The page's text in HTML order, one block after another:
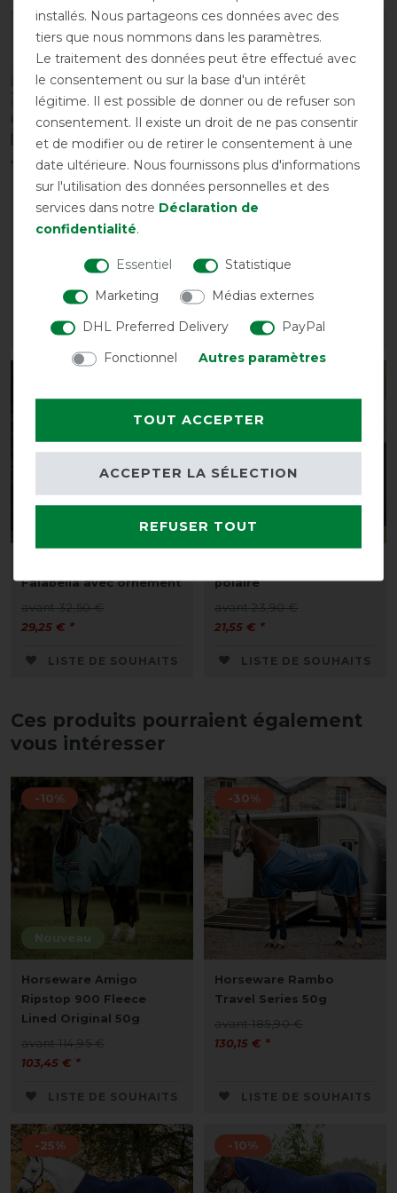
-10%
Couvre-reins en polaire
QHP avec ornement
avant 29,95 €
LISTE DE SOUHAITS
-10%
Sangle de couverture
avant 5,95 €
1
LISTE DE SOUHAITS
Falabella avec ornement
avant 32,50 €
29,25 € *
LISTE DE SOUHAITS
Best-seller
polaire
avant 23,90 €
21,55 € *
LISTE DE SOUHAITS
Ces produits pourraient également
vous intéresser
Nouveau
-10%
Horseware Amigo
Ripstop 900 Fleece
Lined Original 50g
avant 114,95 €
103,45 € *
LISTE DE SOUHAITS
-30%
Horseware Rambo
Travel Series 50g
avant 185,90 €
130,15 € *
LISTE DE SOUHAITS
-25% -10%
installés. Nous partageons ces données avec des
tiers que nous nommons dans les paramètres.
Le traitement des données peut être effectué avec
le consentement ou sur la base d'un intérêt
légitime. Il est possible de donner ou de refuser son
consentement. Il existe un droit de ne pas consentir
et de modifier ou de retirer le consentement à une
date ultérieure. Nous fournissons plus d'informations
sur l'utilisation des données personnelles et des
services dans notre Déclaration de
confidentialité.
Essentiel
Statistique
Marketing
Médias externes
DHL Preferred Delivery
PayPal
Fonctionnel
Autres paramètres
TOUT ACCEPTER
REFUSER TOUT
ACCEPTER LA SÉLECTION